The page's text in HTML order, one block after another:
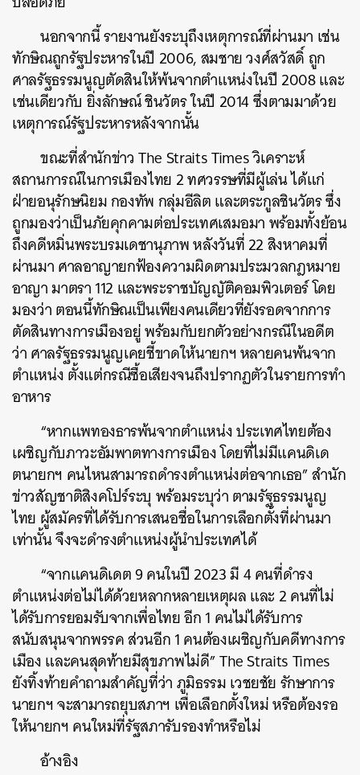
นอกจากนี้ รายงานยังระบุถึงเหตุการณ์ที่ผ่านมา เช่น
ทักษิณถูกรัฐประหารในปี 2006, สมชาย วงศ์สวัสดิ์ ถูก
ศาลรัฐธรรมนูญตัดสินให้พ้นจากตำแหน่งในปี 2008 และ
เช่นเดียวกับ ยิ่งลักษณ์ ชินวัตร ในปี 2014 ซึ่งตามมาด้วย
เหตุการณ์รัฐประหารหลังจากนั้น
ขณะที่สำนักข่าว The Straits Times วิเคราะห์
สถานการณ์ในการเมืองไทย 2 ทศวรรษที่มีผู้เล่น ได้แก่
ฝ่ายอนุรักษนิยม กองทัพ กลุ่มอีลิต และตระกูลชินวัตร ซึ่ง
ถูกมองว่าเป็นภัยคุกคามต่อประเทศเสมอมา พร้อมทั้งย้อน
ถึงคดีหมิ่นพระบรมเดชานุภาพ หลังวันที่ 22 สิงหาคมที่
ผ่านมา ศาลอาญายกฟ้องความผิดตามประมวลกฎหมาย
อาญา มาตรา 112 และพระราชบัญญัติคอมพิวเตอร์ โดย
มองว่า ตอนนี้ทักษิณเป็นเพียงคนเดียวที่ยังรอดจากการ
ตัดสินทางการเมืองอยู่ พร้อมกับยกตัวอย่างกรณีในอดีต
ว่า ศาลรัฐธรรมนูญเคยชี้ขาดให้นายกฯ หลายคนพ้นจาก
ตำแหน่ง ตั้งแต่กรณีซื้อเสียงจนถึงปรากฏตัวในรายการทำ
อาหาร
“หากแพทองธารพ้นจากตำแหน่ง ประเทศไทยต้อง
เผชิญกับภาวะอัมพาตทางการเมือง โดยที่ไม่มีแคนดิเด
ตนายกฯ คนไหนสามารถดำรงตำแหน่งต่อจากเธอ” สำนัก
ข่าวสัญชาติสิงคโปร์ระบุ พร้อมระบุว่า ตามรัฐธรรมนูญ
ไทย ผู้สมัครที่ได้รับการเสนอชื่อในการเลือกตั้งที่ผ่านมา
เท่านั้น จึงจะดำรงตำแหน่งผู้นำประเทศได้
“จากแคนดิเดต 9 คนในปี 2023 มี 4 คนที่ดำรง
ตำแหน่งต่อไม่ได้ด้วยหลากหลายเหตุผล และ 2 คนที่ไม่
ได้รับการยอมรับจากเพื่อไทย อีก 1 คนไม่ได้รับการ
สนับสนุนจากพรรค ส่วนอีก 1 คนต้องเผชิญกับคดีทางการ
เมือง และคนสุดท้ายมีสุขภาพไม่ดี” The Straits Times
ยังทิ้งท้ายคำถามสำคัญที่ว่า ภูมิธรรม เวชยชัย รักษาการ
นายกฯ จะสามารถยุบสภาฯ เพื่อเลือกตั้งใหม่ หรือต้องรอ
ให้นายกฯ คนใหม่ที่รัฐสภารับรองทำหรือไม่
อ้างอิง
ค้นหา
SHARE TWEET LINE EMAIL